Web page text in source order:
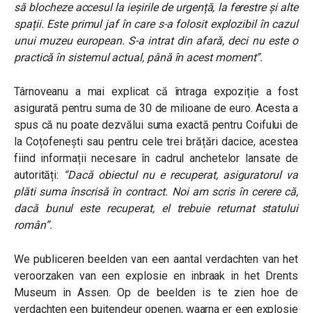
să blocheze accesul la ieșirile de urgență, la ferestre și alte
spații. Este primul jaf în care s-a folosit explozibil în cazul
unui muzeu european. S-a intrat din afară, deci nu este o
practică în sistemul actual, până în acest moment”.
Târnoveanu a mai explicat că întraga expoziție a fost
asigurată pentru suma de 30 de milioane de euro. Acesta a
spus că nu poate dezvălui suma exactă pentru Coifului de
la Coțofenești sau pentru cele trei brățări dacice, acestea
fiind informații necesare în cadrul anchetelor lansate de
autorități: “Dacă obiectul nu e recuperat, asiguratorul va
plăti suma înscrisă în contract. Noi am scris în cerere că,
dacă bunul este recuperat, el trebuie returnat statului
român”.
We publiceren beelden van een aantal verdachten van het
veroorzaken van een explosie en inbraak in het Drents
Museum in Assen. Op de beelden is te zien hoe de
verdachten een buitendeur openen, waarna er een explosie